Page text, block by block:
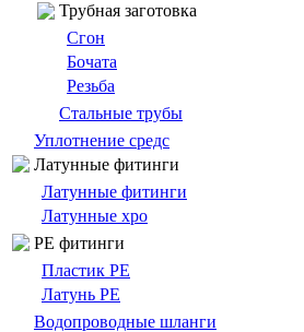
Трубная заготовка
Сгон
Бочата
Резьбa
Стальные трубы
Уплотнение средс
Латунные фитинги
Латунные фитинги
Латунные хро
PE фитинги
Пластик PE
Латунь PE
Bодопроводныe шланги